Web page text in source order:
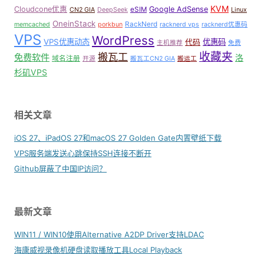
Cloudcone优惠 CN2 GIA DeepSeek eSIM Google AdSense KVM Linux
memcached OneinStack porkbun RackNerd racknerd vps racknerd优惠码
VPS VPS优惠动态 WordPress 主机推荐 代码 优惠码 免费
免费软件 域名注册 开源 搬瓦工 搬瓦工CN2 GIA 搬运工 收藏夹 洛
杉矶VPS
相关文章
iOS 27、iPadOS 27和macOS 27 Golden Gate内置壁纸下载
VPS服务端发送心跳保持SSH连接不断开
Github屏蔽了中国IP访问？
最新文章
WIN11 / WIN10使用Alternative A2DP Driver支持LDAC
海康威视录像机硬盘读取播放工具Local Playback